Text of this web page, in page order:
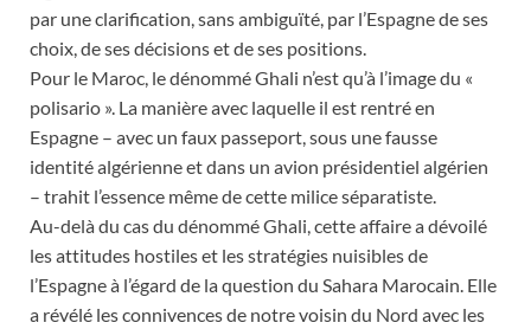
par une clarification, sans ambiguïté, par l’Espagne de ses
choix, de ses décisions et de ses positions.
Pour le Maroc, le dénommé Ghali n’est qu’à l’image du «
polisario ». La manière avec laquelle il est rentré en
Espagne – avec un faux passeport, sous une fausse
identité algérienne et dans un avion présidentiel algérien
– trahit l’essence même de cette milice séparatiste.
Au-delà du cas du dénommé Ghali, cette affaire a dévoilé
les attitudes hostiles et les stratégies nuisibles de
l’Espagne à l’égard de la question du Sahara Marocain. Elle
a révélé les connivences de notre voisin du Nord avec les